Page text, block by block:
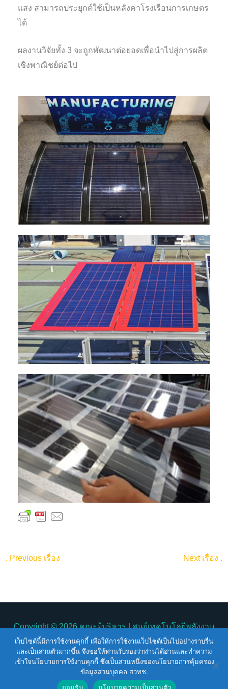
แสง สามารถประยุกต์ใช้เป็นหลังคาโรงเรือนการเกษตร
ได้
ผลงานวิจัยทั้ง 3 จะถูกพัฒนาต่อยอดเพื่อนำไปสู่การผลิต
เชิงพาณิชย์ต่อไป
. Previous เรื่อง Next เรื่อง .
Copyright © 2026คณะผู้บริหาร| ศูนย์เทคโนโลยีพลังงาน
แห่งชาติคณะผู้บริหาร
Terms of Service |Privacy Policy |NSTDA Website
Security Policy
เว็บไซต์นี้มีการใช้งานคุกกี้ เพื่อให้การใช้งานเว็บไซต์เป็นไปอย่างราบรื่น
และเป็นส่วนตัวมากขึ้น จึงขอให้ท่านรับรองว่าท่านได้อ่านและทำความ
เข้าใจนโยบายการใช้งานคุกกี้ ซึ่งเป็นส่วนหนึ่งของนโยบายการคุ้มครอง
ข้อมูลส่วนบุคคล สวทช.
ยอมรับ
นโยบายความเป็นส่วนตัว